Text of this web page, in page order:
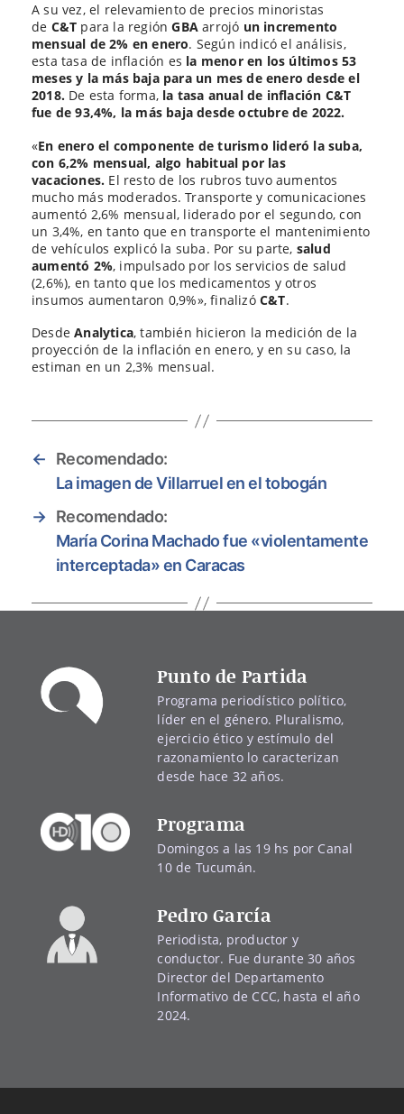
A su vez, el relevamiento de precios minoristas
de C&T para la regiónGBAarrojó un incremento
mensual de 2% en enero. Según indicó el análisis,
esta tasa de inflación es la menor en los últimos 53
meses y la más baja para un mes de enero desde el
2018. De esta forma, la tasa anual de inflación C&T
fue de 93,4%, la más baja desde octubre de 2022.
«En enero el componente de turismo lideró la suba,
con 6,2% mensual, algo habitual por las
vacaciones. El resto de los rubros tuvo aumentos
mucho más moderados. Transporte y comunicaciones
aumentó 2,6% mensual, liderado por el segundo, con
un 3,4%, en tanto que en transporte el mantenimiento
de vehículos explicó la suba. Por su parte, salud
aumentó 2%, impulsado por los servicios de salud
(2,6%), en tanto que los medicamentos y otros
insumos aumentaron 0,9%», finalizó C&T.
DesdeAnalytica, también hicieron la medición de la
proyección de la inflación en enero, y en su caso, la
estiman en un 2,3% mensual.
←
Recomendado:
La imagen de Villarruel en el tobogán
→ Recomendado:
María Corina Machado fue «violentamente
interceptada» en Caracas
Punto de Partida
Programa periodístico político,
líder en el género. Pluralismo,
ejercicio ético y estímulo del
razonamiento lo caracterizan
desde hace 32 años.
Programa
Domingos a las 19 hs por Canal
10 de Tucumán.
Pedro García
Periodista, productor y
conductor. Fue durante 30 años
Director del Departamento
Informativo de CCC, hasta el año
2024.